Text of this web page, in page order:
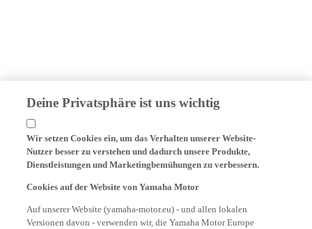
Deine Privatsphäre ist uns wichtig
Nutzer besser zu verstehen und dadurch unsere Produkte,
Dienstleistungen und Marketingbemühungen zu verbessern.
Versionen davon - verwenden wir, die Yamaha Motor Europe